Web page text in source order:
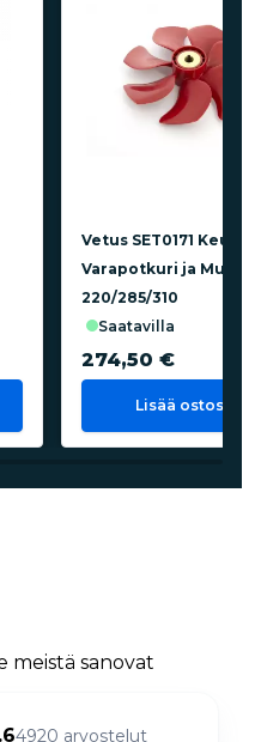
Vetus SET0171
Varapotkuri ja
220/285/310
saatavilla
274,50 €
Lisää
meistä sanovat
4920 arvostelut